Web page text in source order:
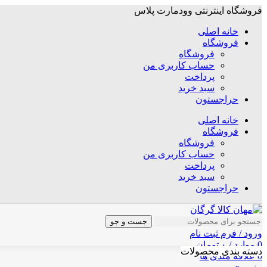
فروشگاه اینترنتی وودمارت پلاس
خانه اصلی
فروشگاه
فروشگاه
حساب کاربری من
پرداخت
سبد خرید
حراجستون
خانه اصلی
فروشگاه
فروشگاه
حساب کاربری من
پرداخت
سبد خرید
حراجستون
جست و جو
ورود / فرم ثبت نام
0 موارد / ۰ تومان
0 علاقه مندی ها
دسته بندی محصولات